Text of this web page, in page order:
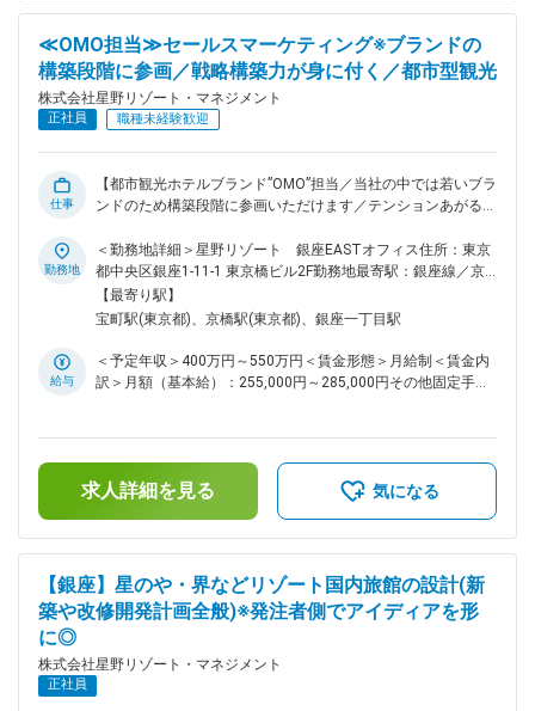
情報の日本国内施設へのフィードバック （変更の範囲：会社
の定める業務）" ■組織構成：全7名 ・部門責任者 ・エージェ
ント担当1名(部門責任者が兼任)：〇→こちらの営業担当の募
集です。 ・プロモーション5名：ブランディングメイン ※様々
な国出身のメンバーで構成されております。 ※メンバーは30代
中心です。 変更の範囲：会社の定める業務
≪OMO担当≫セールスマーケティング※ブランドの
構築段階に参画／戦略構築力が身に付く／都市型観光
株式会社星野リゾート・マネジメント
正社員 職種未経験歓迎
仕事
【都市観光ホテルブランド”OMO”担当／当社の中では若いブラ
ンドのため構築段階に参画いただけます／テンションあがる
オープン中】 ★基本的なマーケティングのフレームワークを
理解の上、差別化されたポジションを確立し持続可能なブラン
ド作りや施設運営を行っていくための戦略構築力を磨くことが
できます。 ■職務概要 ・『OMO』ブランドの宿泊施設のマー
管理業務 ・旅行エージェント向け営業(楽天やJTBなど) ＜具
体的な業務内容＞ ・商品・プラン企画 ・レベニューマネジメ
マーケティングのフレームワーク理解に加え、差別化されたポ
ジションを確立し持続可能なブランド作りや施設運営を行って
いくための戦略構築力を磨くことができます。 ■業務のおもし
ろさ マーケットや競合の変化の多い都市部だからこそ、状況
ピード感あるダイナミックな動きが醍醐味です。 自らが思い
描くビジョンに向かってマーケティングの観点から施設の成長
に関わっていきますが、意図した通り、または意図を超えて顧
客の動きの変化や業績の向上見られた際には変え難い達成感を
ンドのため、あらゆるものが構築段階であり、その過程に参画
できます。 国内外の競合チェーンと競合する市場の中で独自
のポジションを築いてシェアを拡大、または市場を自ら作って
勤務地
＜勤務地詳細＞星野リゾート 銀座EASTオフィス住所：東京
都中央区銀座1-11-1 東京橋ビル2F勤務地最寄駅：銀座線／京
橋駅受動喫煙対策：敷地内全面禁煙変更の範囲：会社の定める
事業所
【最寄り駅】
宝町駅(東京都)、京橋駅(東京都)、銀座一丁目駅
給与
＜予定年収＞400万円～550万円＜賃金形態＞月給制＜賃金内
訳＞月額（基本給）：255,000円～285,000円その他固定手当/
安の金額であり、選考を通じて上下する可能性があります。月
給(月額)は固定手当を含めた表記です。
求人詳細を見る 気になる
【銀座】星のや・界などリゾート国内旅館の設計(新
築や改修開発計画全般)※発注者側でアイディアを形
に◎
株式会社星野リゾート・マネジメント
正社員